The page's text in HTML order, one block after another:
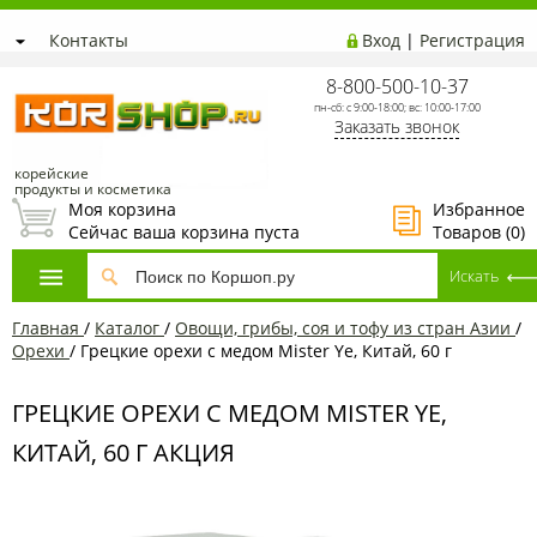
Контакты Вход | Регистрация
корейские
продукты и косметика
8-800-500-10-37
пн-сб: с 9:00-18:00; вс: 10:00-17:00
Заказать звонок
Избранное
Товаров (0)
Моя корзина
Сейчас ваша корзина пуста
Главная / Каталог / Овощи, грибы, соя и тофу из стран Азии /
Орехи / Грецкие орехи с медом Mister Ye, Китай, 60 г
ГРЕЦКИЕ ОРЕХИ С МЕДОМ MISTER YE,
КИТАЙ, 60 Г АКЦИЯ